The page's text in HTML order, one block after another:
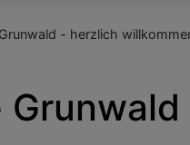
- herzlich